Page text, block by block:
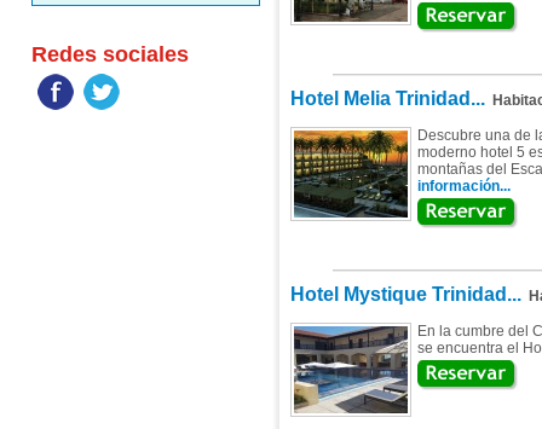
Hotel Melia Trinidad...
Descubre una de
moderno hotel 5
montañas del
información...
Hotel Mystique Trinidad...
En la cumbre del
se encuentra el
Redes sociales